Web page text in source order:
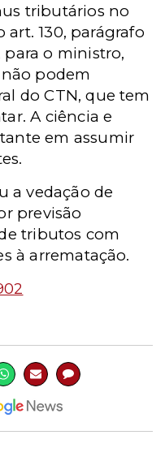
tributários no
art. 130, parágrafo
para o ministro,
podem
do CTN, que tem
A ciência e
em assumir
a vedação de
previsão
tributos com
à arrematação.